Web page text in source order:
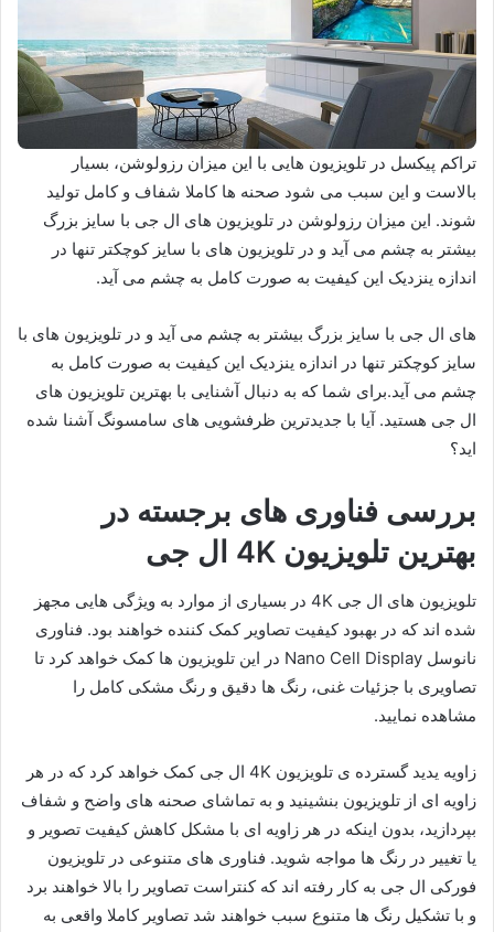
تراکم پیکسل در تلویزیون هایی با این میزان رزولوشن، بسیار
بالاست و این سبب می شود صحنه ها کاملا شفاف و کامل تولید
شوند. این میزان رزولوشن در تلویزیون های ال جی با سایز بزرگ
بیشتر به چشم می آید و در تلویزیون های با سایز کوچکتر تنها در
اندازه ینزدیک این کیفیت به صورت کامل به چشم می آید.
های ال جی با سایز بزرگ بیشتر به چشم می آید و در تلویزیون های با
سایز کوچکتر تنها در اندازه ینزدیک این کیفیت به صورت کامل به
چشم می آید.برای شما که به دنبال آشنایی با بهترین تلویزیون های
ال جی هستید. آیا با جدیدترین ظرفشویی های سامسونگ آشنا شده
اید؟
بررسی فناوری های برجسته در
بهترین تلویزیون 4K ال جی
تلویزیون های ال جی 4K در بسیاری از موارد به ویژگی هایی مجهز
شده اند که در بهبود کیفیت تصاویر کمک کننده خواهند بود. فناوری
نانوسل Nano Cell Display در این تلویزیون ها کمک خواهد کرد تا
تصاویری با جزئیات غنی، رنگ ها دقیق و رنگ مشکی کامل را
مشاهده نمایید.
زاویه یدید گسترده ی تلویزیون 4K ال جی کمک خواهد کرد که در هر
زاویه ای از تلویزیون بنشینید و به تماشای صحنه های واضح و شفاف
بپردازید، بدون اینکه در هر زاویه ای با مشکل کاهش کیفیت تصویر و
یا تغییر در رنگ ها مواجه شوید. فناوری های متنوعی در تلویزیون
فورکی ال جی به کار رفته اند که کنتراست تصاویر را بالا خواهند برد
و با تشکیل رنگ ها متنوع سبب خواهند شد تصاویر کاملا واقعی به